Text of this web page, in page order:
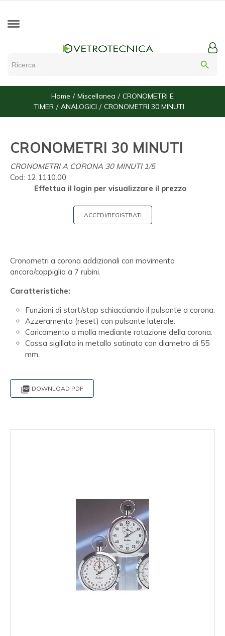
search
Home Miscellanea
CRONOMETRI E
TIMER
ANALOGICI CRONOMETRI 30 MINUTI
CRONOMETRI 30 MINUTI
CRONOMETRI A CORONA 30 MINUTI 1/5
Cod: 12.1110.00
Effettua il login per visualizzare il prezzo
ACCEDI/REGISTRATI
Cronometri a corona addizionali con movimento
ancora/coppiglia a 7 rubini.
Caratteristiche:
Funzioni di start/stop schiacciando il pulsante a corona.
Azzeramento (reset) con pulsante laterale.
Caricamento a molla mediante rotazione della corona.
Cassa sigillata in metallo satinato con diametro di 55
mm.
 DOWNLOAD PDF